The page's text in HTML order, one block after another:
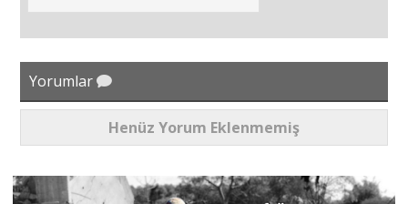
Yorumlar
Henüz Yorum Eklenmemiş